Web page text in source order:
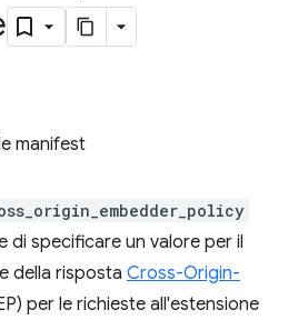
manifest
di specificare un valore per il
della risposta Cross-Origin-
per le richieste all'estensione